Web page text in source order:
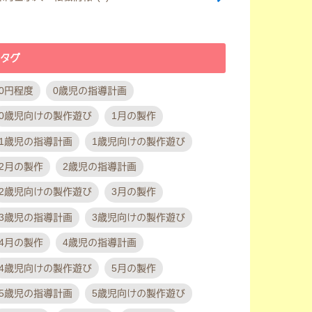
タグ
円程度 0歳児の指導計画
歳児向けの製作遊び 1月の製作
歳児の指導計画 1歳児向けの製作遊び
月の製作 2歳児の指導計画
歳児向けの製作遊び 3月の製作
歳児の指導計画 3歳児向けの製作遊び
月の製作 4歳児の指導計画
歳児向けの製作遊び 5月の製作
歳児の指導計画 5歳児向けの製作遊び